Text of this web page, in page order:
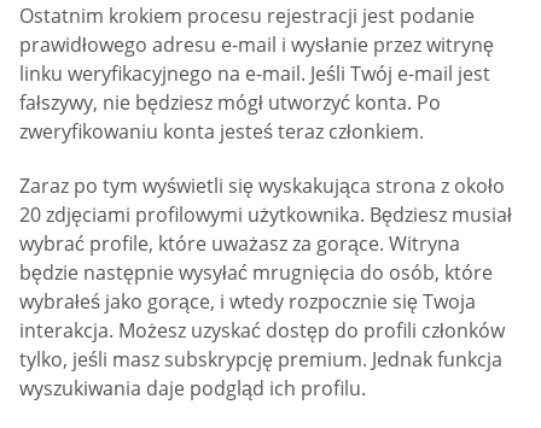
Ostatnim krokiem procesu rejestracji jest podanie
prawidłowego adresu e-mail i wysłanie przez witrynę
linku weryfikacyjnego na e-mail. Jeśli Twój e-mail jest
fałszywy, nie będziesz mógł utworzyć konta. Po
zweryfikowaniu konta jesteś teraz członkiem.
Zaraz po tym wyświetli się wyskakująca strona z około
20 zdjęciami profilowymi użytkownika. Będziesz musiał
wybrać profile, które uważasz za gorące. Witryna
będzie następnie wysyłać mrugnięcia do osób, które
wybrałeś jako gorące, i wtedy rozpocznie się Twoja
interakcja. Możesz uzyskać dostęp do profili członków
tylko, jeśli masz subskrypcję premium. Jednak funkcja
wyszukiwania daje podgląd ich profilu.